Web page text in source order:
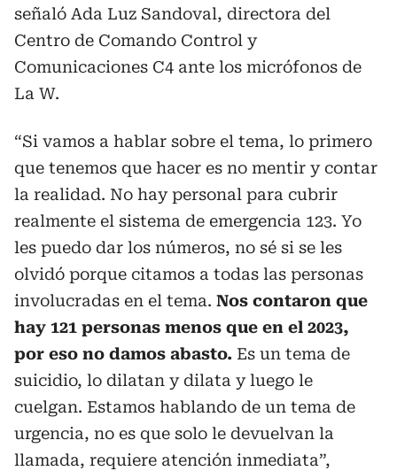
señaló Ada Luz Sandoval, directora del
Centro de Comando Control y
Comunicaciones C4 ante los micrófonos de
La W.
“Si vamos a hablar sobre el tema, lo primero
que tenemos que hacer es no mentir y contar
la realidad. No hay personal para cubrir
realmente el sistema de emergencia 123. Yo
les puedo dar los números, no sé si se les
olvidó porque citamos a todas las personas
involucradas en el tema. Nos contaron que
hay 121 personas menos que en el 2023,
por eso no damos abasto. Es un tema de
suicidio, lo dilatan y dilata y luego le
cuelgan. Estamos hablando de un tema de
urgencia, no es que solo le devuelvan la
llamada, requiere atención inmediata”,